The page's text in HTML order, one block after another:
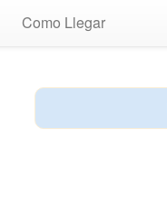
Como Llegar